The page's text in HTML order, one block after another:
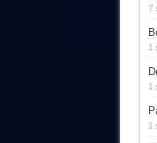
7
1
1
1